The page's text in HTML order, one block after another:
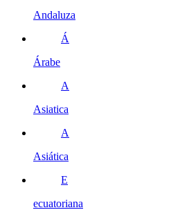
Andaluza
Á
Árabe
A
Asiatica
A
Asiática
E
ecuatoriana